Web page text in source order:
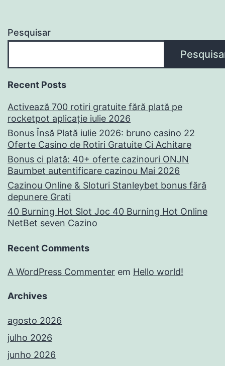
Pesquisar
Recent Posts
Activează 700 rotiri gratuite fără plată pe
rocketpot aplicație iulie 2026
Bonus Însă Plată iulie 2026: bruno casino 22
Oferte Casino de Rotiri Gratuite Ci Achitare
Bonus ci plată: 40+ oferte cazinouri ONJN
Baumbet autentificare cazinou Mai 2026
Cazinou Online & Sloturi Stanleybet bonus fără
depunere Grati
40 Burning Hot Slot Joc 40 Burning Hot Online
NetBet seven Cazino
Recent Comments
A WordPress Commenter em Hello world!
Archives
agosto 2026
julho 2026
junho 2026